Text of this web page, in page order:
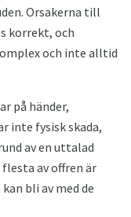
Orsakerna till
korrekt, och
och inte alltid
på händer,
inte fysisk skada,
av en uttalad
av offren är
bli av med de